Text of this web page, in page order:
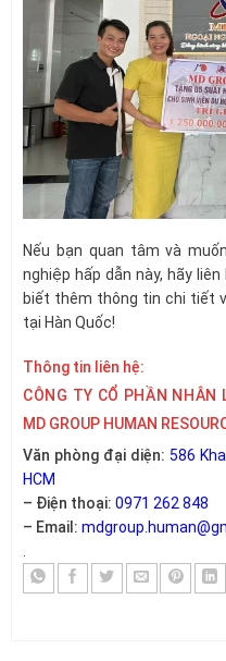
Nếu bạn quan tâm và
nghiệp hấp dẫn này, hãy
biết thêm thông tin chi tiết
tại Hàn Quốc!
Thông tin liên hệ:
CÔNG TY CỔ PHẦN NHÂN
MD GROUP HUMAN
Văn phòng đại diện: 586
HCM
– Điện thoại: 0971 262 848
– Email: